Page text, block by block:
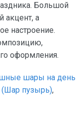
Большой
акцент, а
настроение.
оформления.
шары на день
пузырь),